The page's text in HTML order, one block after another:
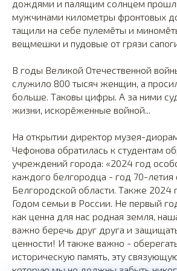
дождями и палящим солнцем
мужчинами километры фронтовых
тащили на себе пулемёты и
вещмешки и пудовые от грязи
В годы Великой Отечественной
служило 800 тысяч женщин, а
больше. Таковы цифры. А за ними
жизни, искорёженные войной...
На открытии директор музея-
Чефонова обратилась к студентам
учреждений города: «2024 год
каждого белгородца - год 70-летия
Белгородской области. Также 2024
Годом семьи в России. Не первый
как ценна для нас родная земля,
важно беречь друг друга и
ценности! И также важно -
историческую память, эту